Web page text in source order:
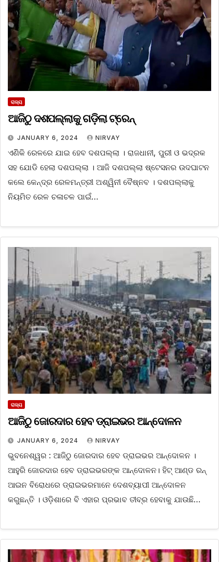
ରାଜ୍ୟ
ଆଜିଠୁ ଦଶପଲ୍ଲାକୁ ଗଡ଼ିଲା ଟ୍ରେନ୍
JANUARY 6, 2024 NIRVAY
ଏଣିିକି ରେଳରେ ଯାଇ ହେବ ଦଶପଲ୍ଲା । ରାଜଧାନୀ, ପୁରୀ ଓ ଭଦ୍ରକ
ସହ ଯୋଡି ହେଲା ଦଶପଲ୍ଲା । ଆଜି ଦଶପଲ୍ଲା ଷ୍ଟେସନର ଉଦଘାଟନ
କଲେ କେନ୍ଦ୍ର ରେଳମନ୍ତ୍ରୀ ଅଶ୍ୱିନୀ ବୈଷ୍ନବ । ଦଶପଲ୍ଲାକୁ
ନିୟମିତ ରେଳ ଚଳାଚଳ ପାଇଁ…
ରାଜ୍ୟ
ଆଜିଠୁ ଜୋରଦାର ହେବ ଡ୍ରାଇଭର ଆନ୍ଦୋଳନ
JANUARY 6, 2024 NIRVAY
ଭୁବନେଶ୍ୱର : ଆଜିଠୁ ଜୋରଦାର ହେବ ଡ୍ରାଇଭର ଆନ୍ଦୋଳନ ।
ଆହୁରି ଜୋରଦାର ହେବ ଡ୍ରାଇଭରଙ୍କ ଆନ୍ଦୋଳନ। ହିଟ୍ ଆଣ୍ଡ ରନ୍
ଆଇନ ବିରୋଧରେ ଡ୍ରାଇଭରମାନେ ଦେଶବ୍ୟାପୀ ଆନ୍ଦୋଳନ
କରୁଛନ୍ତି । ଓଡ଼ିଶାରେ ବି ଏହାର ପ୍ରଭାବ ତୀବ୍ର ହେବାକୁ ଯାଉଛି…